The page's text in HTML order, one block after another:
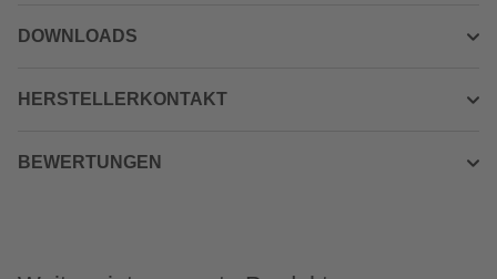
DOWNLOADS
HERSTELLERKONTAKT
BEWERTUNGEN